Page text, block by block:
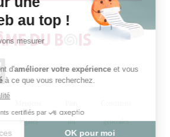
légales du générales